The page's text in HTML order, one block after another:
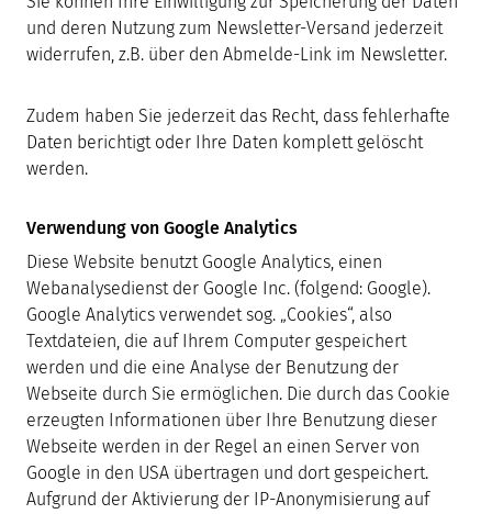
und deren Nutzung zum Newsletter-Versand jederzeit
widerrufen, z.B. über den Abmelde-Link im Newsletter.
Zudem haben Sie jederzeit das Recht, dass fehlerhafte
Daten berichtigt oder Ihre Daten komplett gelöscht
werden.
Verwendung von Google Analytics
Diese Website benutzt Google Analytics, einen
Webanalysedienst der Google Inc. (folgend: Google).
Google Analytics verwendet sog. „Cookies“, also
Textdateien, die auf Ihrem Computer gespeichert
werden und die eine Analyse der Benutzung der
Webseite durch Sie ermöglichen. Die durch das Cookie
erzeugten Informationen über Ihre Benutzung dieser
Webseite werden in der Regel an einen Server von
Google in den USA übertragen und dort gespeichert.
Aufgrund der Aktivierung der IP-Anonymisierung auf